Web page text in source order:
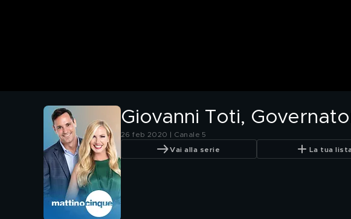
Giovanni Toti,
26 feb 2020 | Canale 5
Vai alla serie La tua